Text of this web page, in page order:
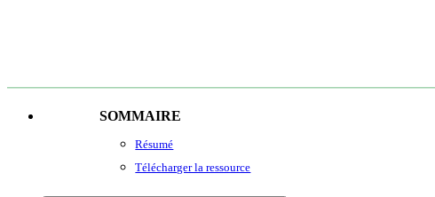
SOMMAIRE
Résumé
Télécharger la ressource